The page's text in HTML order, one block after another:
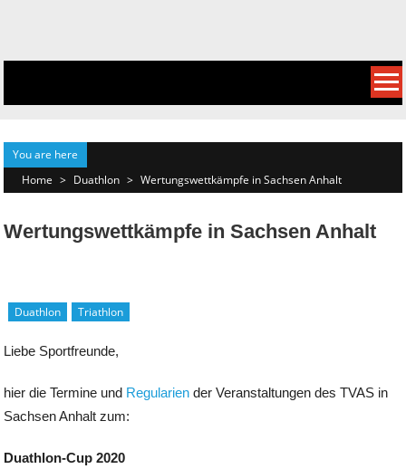
content
You are here
Home > Duathlon > Wertungswettkämpfe in Sachsen Anhalt
Wertungswettkämpfe in Sachsen Anhalt
Duathlon Triathlon
Liebe Sportfreunde,
hier die Termine und Regularien der Veranstaltungen des TVAS in
Sachsen Anhalt zum:
Duathlon-Cup 2020